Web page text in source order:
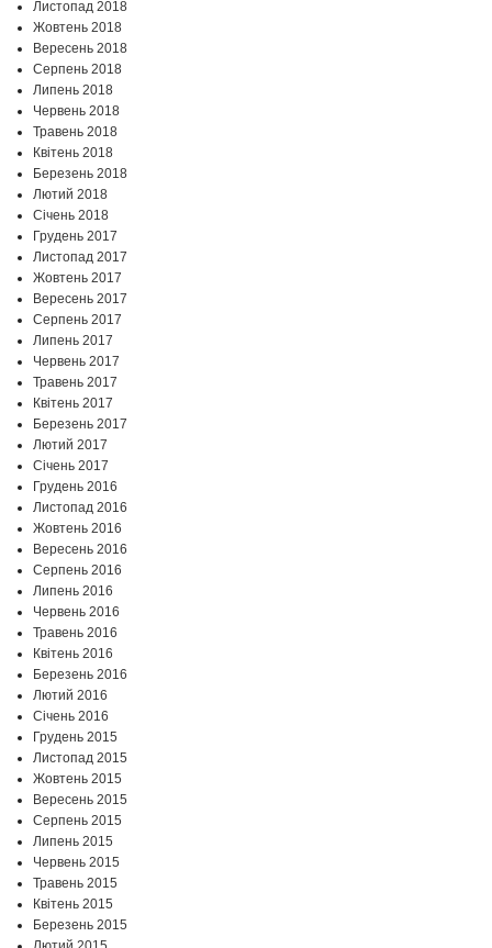
Листопад 2018
Жовтень 2018
Вересень 2018
Серпень 2018
Липень 2018
Червень 2018
Травень 2018
Квітень 2018
Березень 2018
Лютий 2018
Січень 2018
Грудень 2017
Листопад 2017
Жовтень 2017
Вересень 2017
Серпень 2017
Липень 2017
Червень 2017
Травень 2017
Квітень 2017
Березень 2017
Лютий 2017
Січень 2017
Грудень 2016
Листопад 2016
Жовтень 2016
Вересень 2016
Серпень 2016
Липень 2016
Червень 2016
Травень 2016
Квітень 2016
Березень 2016
Лютий 2016
Січень 2016
Грудень 2015
Листопад 2015
Жовтень 2015
Вересень 2015
Серпень 2015
Липень 2015
Червень 2015
Травень 2015
Квітень 2015
Березень 2015